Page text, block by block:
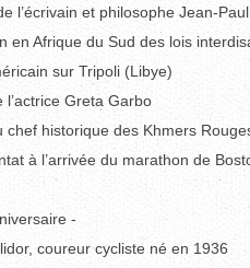
l’écrivain et philosophe Jean-
en Afrique du Sud des lois
sur Tripoli (Libye)
l’actrice Greta Garbo
chef historique des Khmers
à l’arrivée du marathon de
-
coureur cycliste né en 1936